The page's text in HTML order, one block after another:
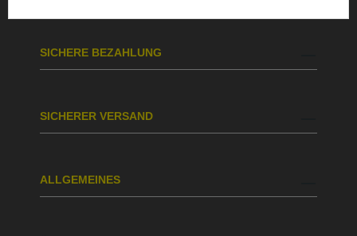
SICHERE BEZAHLUNG
SICHERER VERSAND
ALLGEMEINES